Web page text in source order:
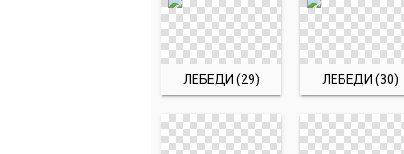
ЛЕБЕДИ (29) ЛЕБЕДИ (30)